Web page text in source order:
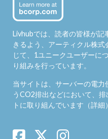
Livhubでは、読者の皆様が
きるよう、アーティクル株式
じて、1ユニークユーザーに
り組みを行っています。
当サイトは、サーバーの電
うCO2排出などにおいて、
トに取り組んでいます（詳細